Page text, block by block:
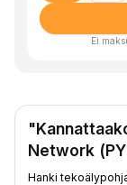
Ei
Network
Hanki